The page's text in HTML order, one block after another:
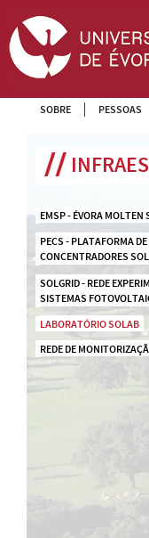
SOBRE PESSOAS
EMSP - ÉVORA MOLTEN
PECS - PLATAFORMA
CONCENTRADORES
SOLGRID - REDE
SISTEMAS
LABORATÓRIO SOLAB
REDE DE